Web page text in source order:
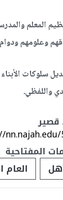
المعلم
وعلومهم
سلوكات
واللفظي.
قصير
المفتاحية
العام